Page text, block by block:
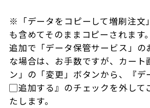
※「データをコピーして増刷注文
も含めてそのままコピーされます。
追加で「データ保管サービス」の
な場合は、お手数ですが、カー
ン」の「変更」ボタンから、『デ
▢追加する』のチェックを外して
たします。